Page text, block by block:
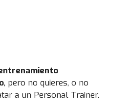
, pero no quieres, o no
a un Personal Trainer.